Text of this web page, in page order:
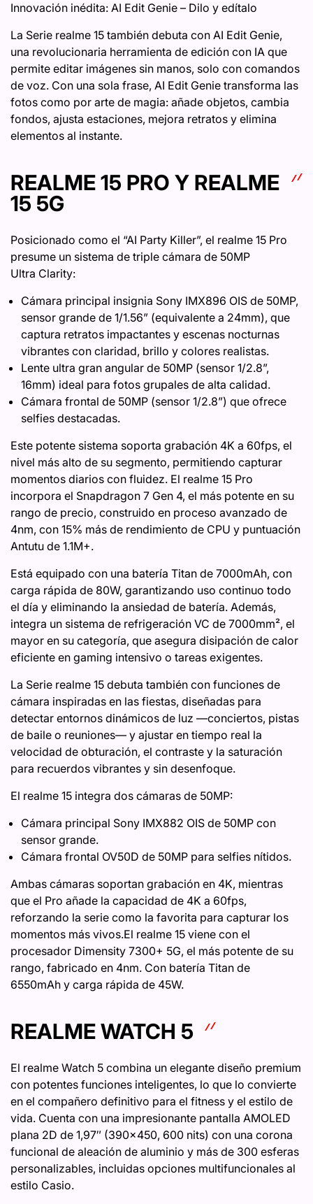
Innovación inédita: AI Edit Genie – Dilo y edítalo
La Serie realme 15 también debuta con AI Edit Genie,
una revolucionaria herramienta de edición con IA que
permite editar imágenes sin manos, solo con comandos
de voz. Con una sola frase, AI Edit Genie transforma las
fotos como por arte de magia: añade objetos, cambia
fondos, ajusta estaciones, mejora retratos y elimina
elementos al instante.
REALME 15 PRO Y REALME
15 5G
Posicionado como el “AI Party Killer”, el realme 15 Pro
presume un sistema de triple cámara de 50MP
Ultra Clarity:
Cámara principal insignia Sony IMX896 OIS de 50MP,
sensor grande de 1/1.56” (equivalente a 24mm), que
captura retratos impactantes y escenas nocturnas
vibrantes con claridad, brillo y colores realistas.
Lente ultra gran angular de 50MP (sensor 1/2.8”,
16mm) ideal para fotos grupales de alta calidad.
Cámara frontal de 50MP (sensor 1/2.8”) que ofrece
selfies destacadas.
Este potente sistema soporta grabación 4K a 60fps, el
nivel más alto de su segmento, permitiendo capturar
momentos diarios con fluidez. El realme 15 Pro
incorpora el Snapdragon 7 Gen 4, el más potente en su
rango de precio, construido en proceso avanzado de
4nm, con 15% más de rendimiento de CPU y puntuación
Antutu de 1.1M+.
Está equipado con una batería Titan de 7000mAh, con
carga rápida de 80W, garantizando uso continuo todo
el día y eliminando la ansiedad de batería. Además,
integra un sistema de refrigeración VC de 7000mm², el
mayor en su categoría, que asegura disipación de calor
eficiente en gaming intensivo o tareas exigentes.
La Serie realme 15 debuta también con funciones de
cámara inspiradas en las fiestas, diseñadas para
detectar entornos dinámicos de luz —conciertos, pistas
de baile o reuniones— y ajustar en tiempo real la
velocidad de obturación, el contraste y la saturación
para recuerdos vibrantes y sin desenfoque.
El realme 15 integra dos cámaras de 50MP:
Cámara principal Sony IMX882 OIS de 50MP con
sensor grande.
Cámara frontal OV50D de 50MP para selfies nítidos.
Ambas cámaras soportan grabación en 4K, mientras
que el Pro añade la capacidad de 4K a 60fps,
reforzando la serie como la favorita para capturar los
momentos más vivos.El realme 15 viene con el
procesador Dimensity 7300+ 5G, el más potente de su
rango, fabricado en 4nm. Con batería Titan de
6550mAh y carga rápida de 45W.
REALME WATCH 5
El realme Watch 5 combina un elegante diseño premium
con potentes funciones inteligentes, lo que lo convierte
en el compañero definitivo para el fitness y el estilo de
vida. Cuenta con una impresionante pantalla AMOLED
plana 2D de 1,97″ (390×450, 600 nits) con una corona
funcional de aleación de aluminio y más de 300 esferas
personalizables, incluidas opciones multifuncionales al
estilo Casio.